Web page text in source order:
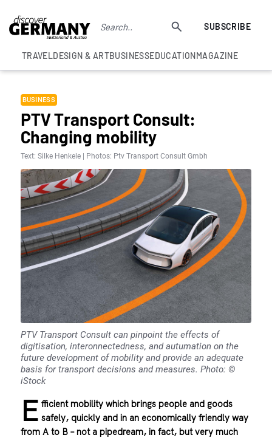
SUBSCRIBE
TRAVELDESIGN & ARTBUSINESSEDUCATIONMAGAZINE
BUSINESS
PTV Transport Consult:
Changing mobility
Text: Silke Henkele | Photos: Ptv Transport Consult Gmbh
PTV Transport Consult can pinpoint the effects of
digitisation, interonnectedness, and autumation on the
future development of mobility and provide an adequate
basis for transport decisions and measures. Photo: ©
iStock
E fficient mobility which brings people and goods
safely, quickly and in an economically friendly way
from A to B – not a pipedream, in fact, but very much